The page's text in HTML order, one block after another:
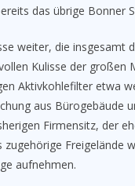
das übrige Bonner
weiter, die
Kulisse der großen
Aktivkohlefilter etwa
aus Bürogebäude
Firmensitz, der
Freigelände
aufnehmen.